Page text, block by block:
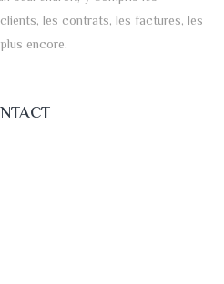
les contrats, les factures, les
encore.